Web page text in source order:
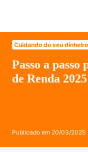
Cuidando do seu dinheiro
Passo a
de Renda 2025
Publicado em 20/03/2025